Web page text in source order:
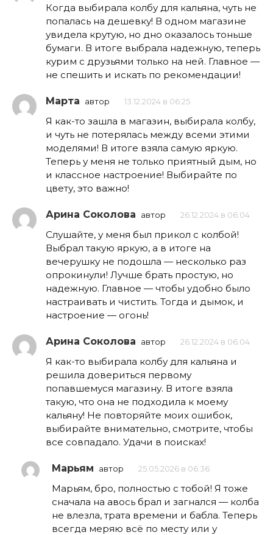
Когда выбирала колбу для кальяна, чуть не
попалась на дешевку! В одном магазине
увидела крутую, но дно оказалось тоньше
бумаги. В итоге выбрала надежную, теперь
курим с друзьями только на ней. Главное —
не спешить и искать по рекомендации!
Марта автор 13.12.2024 в 06:25
Я как-то зашла в магазин, выбирала колбу,
и чуть не потерялась между всеми этими
моделями! В итоге взяла самую яркую.
Теперь у меня не только приятный дым, но
и классное настроение! Выбирайте по
цвету, это важно!
Арина Соколова автор 26.12.2024 в 06:04
Слушайте, у меня был прикол с колбой!
Выбрал такую яркую, а в итоге на
вечерушку не подошла — несколько раз
опрокинули! Лучше брать простую, но
надежную. Главное — чтобы удобно было
настраивать и чистить. Тогда и дымок, и
настроение — огонь!
Арина Соколова автор 26.12.2024 в 06:04
Я как-то выбирала колбу для кальяна и
решила довериться первому
попавшемуся магазину. В итоге взяла
такую, что она не подходила к моему
кальяну! Не повторяйте моих ошибок,
выбирайте внимательно, смотрите, чтобы
все совпадало. Удачи в поисках!
Марьям автор 25.05.2026 в 06:36
Марьям, бро, полностью с тобой! Я тоже
сначала на авось брал и загнался — колба
не влезла, трата времени и бабла. Теперь
всегда меряю всё по месту или у